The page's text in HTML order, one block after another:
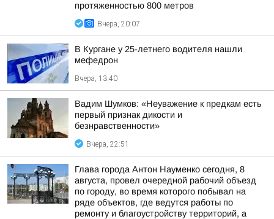
протяженностью 800 метров
Вчера, 20:07
В Кургане у 25-летнего водителя нашли
мефедрон
Вчера, 13:40
Вадим Шумков: «Неуважение к предкам есть
первый признак дикости и
безнравственности»
Вчера, 22:51
Глава города Антон Науменко сегодня, 8
августа, провел очередной рабочий объезд
по городу, во время которого побывал на
ряде объектов, где ведутся работы по
ремонту и благоустройству территорий, а